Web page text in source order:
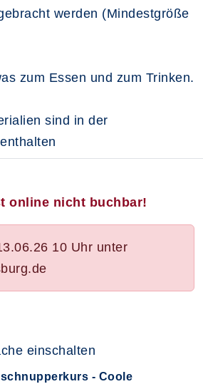
werden (Mindestgröße
zum Essen und zum Trinken.
sind in der
online nicht buchbar!
10 Uhr unter
einschalten
- Coole